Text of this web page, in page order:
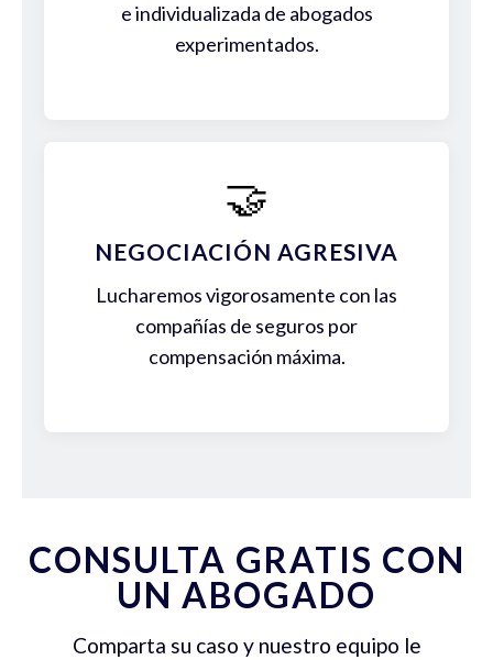
e individualizada de abogados
experimentados.
🤝
NEGOCIACIÓN AGRESIVA
Lucharemos vigorosamente con las
compañías de seguros por
compensación máxima.
CONSULTA GRATIS CON
UN ABOGADO
Comparta su caso y nuestro equipo le